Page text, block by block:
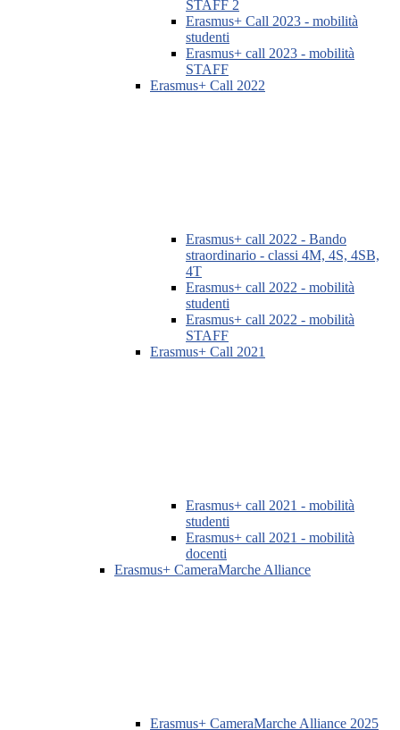
STAFF 2
Erasmus+ Call 2023 - mobilità
studenti
Erasmus+ call 2023 - mobilità
STAFF
Erasmus+ Call 2022
Erasmus+ call 2022 - Bando
straordinario - classi 4M, 4S, 4SB,
4T
Erasmus+ call 2022 - mobilità
studenti
Erasmus+ call 2022 - mobilità
STAFF
Erasmus+ Call 2021
Erasmus+ call 2021 - mobilità
studenti
Erasmus+ call 2021 - mobilità
docenti
Erasmus+ CameraMarche Alliance
Erasmus+ CameraMarche Alliance 2025